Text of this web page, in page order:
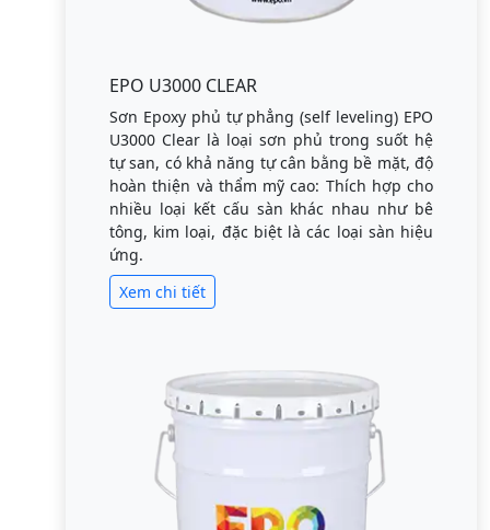
EPO U3000 CLEAR
Sơn Epoxy phủ tự phẳng (self leveling) EPO
U3000 Clear là loại sơn phủ trong suốt hệ
tự san, có khả năng tự cân bằng bề mặt, độ
hoàn thiện và thẩm mỹ cao: Thích hợp cho
nhiều loại kết cấu sàn khác nhau như bê
tông, kim loại, đặc biệt là các loại sàn hiệu
ứng.
Xem chi tiết